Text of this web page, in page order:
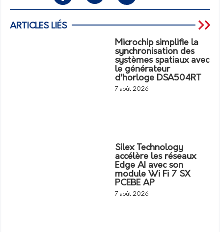
ARTICLES LIÉS
Microchip simplifie la
synchronisation des
systèmes spatiaux avec
le générateur
d’horloge DSA504RT
7 août 2026
Silex Technology
accélère les réseaux
Edge AI avec son
module Wi Fi 7 SX
PCEBE AP
7 août 2026